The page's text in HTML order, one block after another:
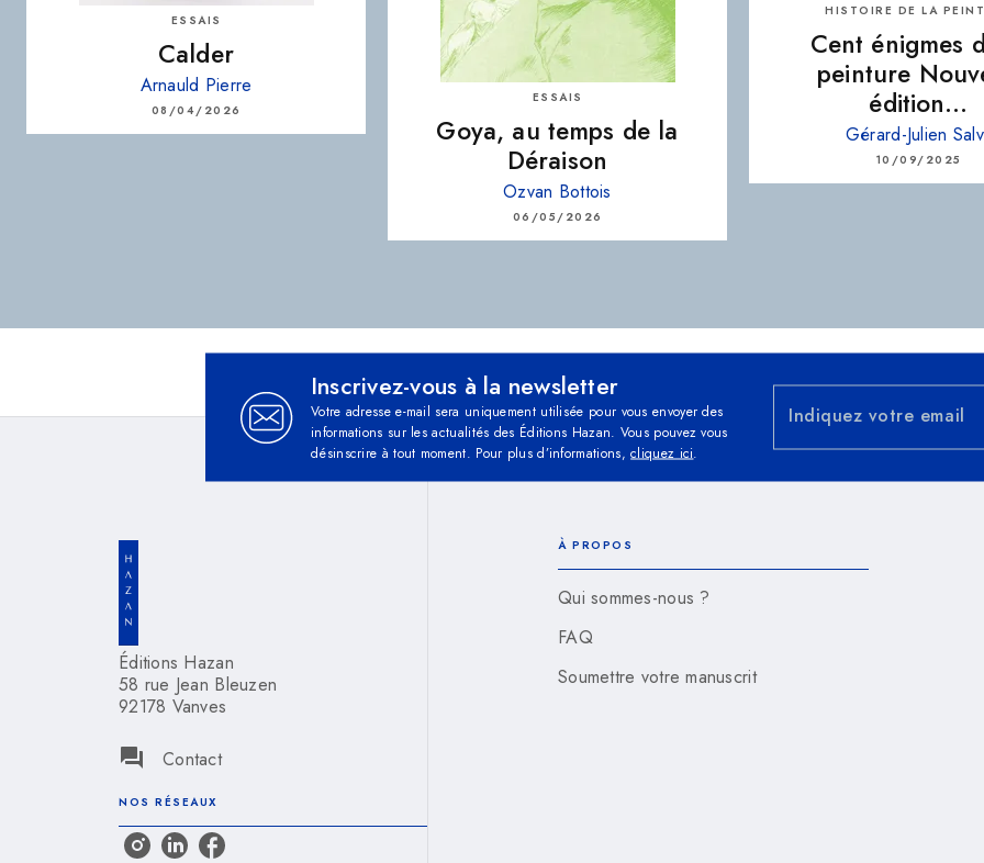
ESSAIS
Calder
Arnauld Pierre
08/04/2026
ESSAIS
Goya, au temps de la
Déraison
Ozvan Bottois
06/05/2026
HISTOIRE DE LA
Cent énigmes
peinture
édition…
Gérard-Julien
10/09/2025
Inscrivez-vous à la newsletter
Votre adresse e-mail sera uniquement utilisée pour vous envoyer des
informations sur les actualités des Éditions Hazan. Vous pouvez vous
désinscrire à tout moment. Pour plus d’informations,cliquez ici.
Indiquez votre email
Éditions Hazan
58 rue Jean Bleuzen
92178 Vanves
question_answer Contact
NOS RÉSEAUX
À PROPOS
Qui sommes-nous ?
FAQ
Soumettre votre manuscrit